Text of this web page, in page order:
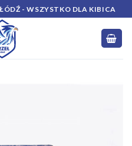
- WSZYSTKO DLA KIBICA